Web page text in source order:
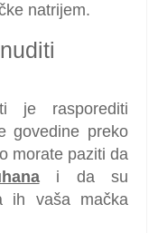
natrijem.
je rasporediti
govedine preko
morate paziti da
i da su
ih vaša mačka